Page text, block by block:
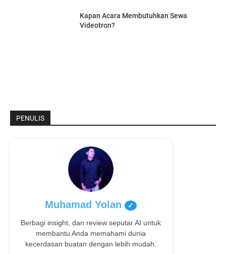
Kapan Acara Membutuhkan Sewa
Videotron?
PENULIS
Muhamad Yolan ✓
Berbagi insight, dan review seputar AI untuk
membantu Anda memahami dunia
kecerdasan buatan dengan lebih mudah.